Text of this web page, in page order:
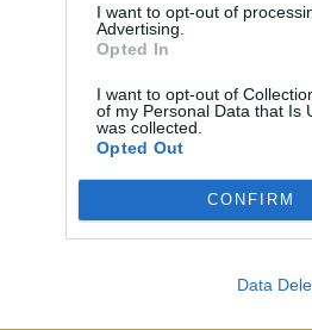
I want to opt-out of
Advertising.
Opted In
I want to opt-out of
of my Personal Data that Is
was collected.
Opted Out
CONFIRM
Data